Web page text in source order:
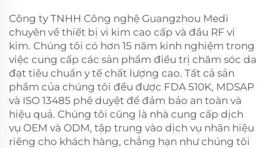
Công ty TNHH Công nghệ Guangzhou Medi
chuyên về thiết bị vi kim cao cấp và đầu RF vi
kim. Chúng tôi có hơn 15 năm kinh nghiệm trong
việc cung cấp các sản phẩm điều trị chăm sóc da
đạt tiêu chuẩn y tế chất lượng cao. Tất cả sản
phẩm của chúng tôi đều được FDA 510K, MDSAP
và ISO 13485 phê duyệt để đảm bảo an toàn và
hiệu quả. Chúng tôi cũng là nhà cung cấp dịch
vụ OEM và ODM, tập trung vào dịch vụ nhãn hiệu
riêng cho khách hàng, chẳng hạn như chúng tôi